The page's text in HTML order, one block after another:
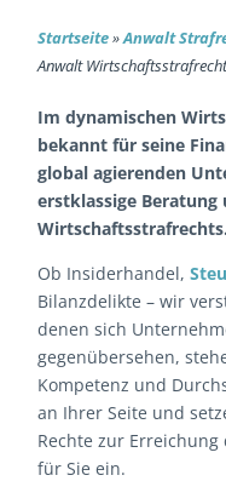
Startseite»Anwalt
Anwalt
Im dynamischen
bekannt für seine
global agierenden
erstklassige Beratung
Wirtschaftsstrafrechts.
Ob Insiderhandel,
Bilanzdelikte – wir
denen sich
gegenübersehen,
Kompetenz und
an Ihrer Seite und
Rechte zur
für Sie ein.